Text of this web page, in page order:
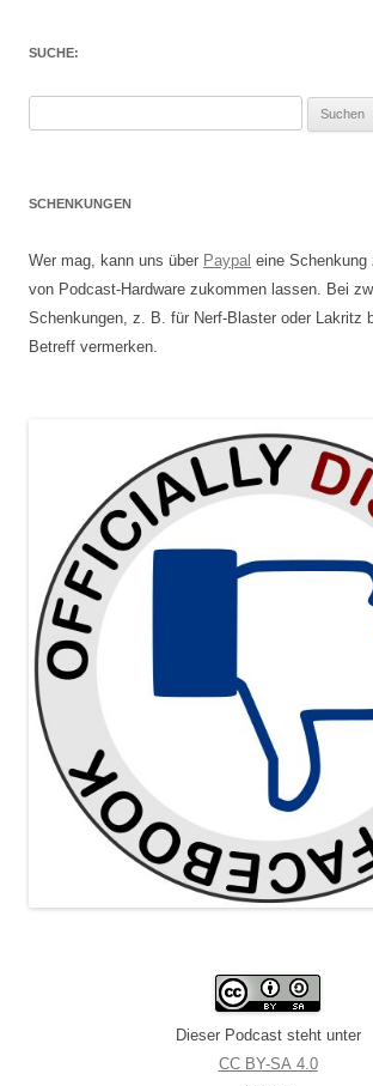
SUCHE:
SCHENKUNGEN
Wer mag, kann uns über Paypal eine Schenkung
von Podcast-Hardware zukommen lassen. Bei
Schenkungen, z. B. für Nerf-Blaster oder Lakritz
Betreff vermerken.
Dieser Podcast steht unter
CC BY-SA 4.0